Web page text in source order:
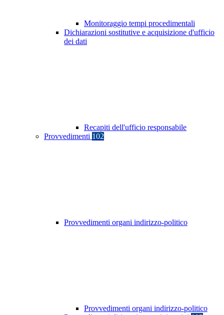
Monitoraggio tempi procedimentali
Dichiarazioni sostitutive e acquisizione d'ufficio
dei dati
Recapiti dell'ufficio responsabile
Provvedimenti 102
Provvedimenti organi indirizzo-politico
Provvedimenti organi indirizzo-politico